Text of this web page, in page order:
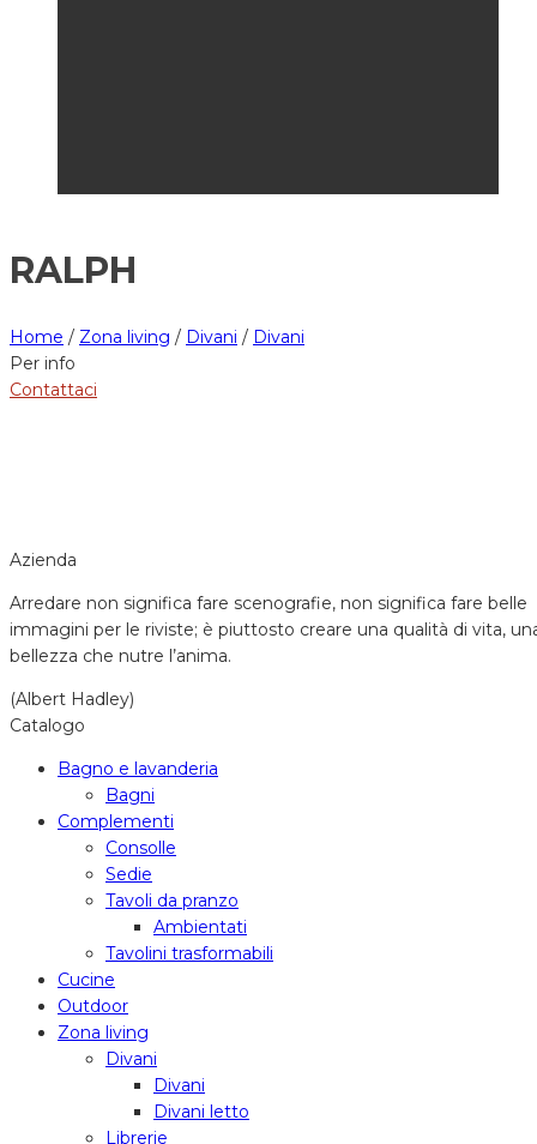
RALPH
Home / Zona living / Divani / Divani
Per info
Contattaci
Azienda
Arredare non significa fare scenografie, non significa fare belle
immagini per le riviste; è piuttosto creare una qualità di vita,
bellezza che nutre l’anima.
(Albert Hadley)
Catalogo
Bagno e lavanderia
Bagni
Complementi
Consolle
Sedie
Tavoli da pranzo
Ambientati
Tavolini trasformabili
Cucine
Outdoor
Zona living
Divani
Divani
Divani letto
Librerie